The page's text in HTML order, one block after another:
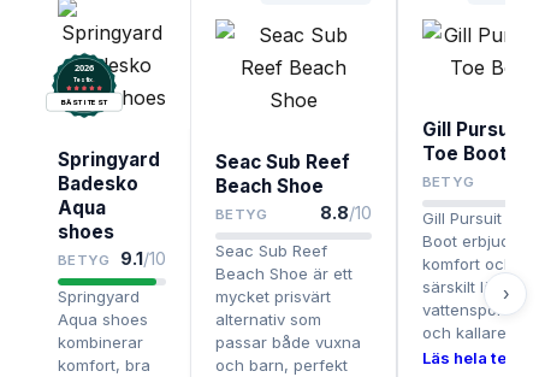
2026
Testix.
BÄST I TEST
Springyard
Badesko
Aqua
shoes
BETYG 9.1/10
Springyard
Aqua shoes
kombinerar
komfort, bra
Seac Sub Reef
Beach Shoe
BETYG 8.8/10
Seac Sub Reef
Beach Shoe är ett
mycket prisvärt
alternativ som
passar både vuxna
och barn, perfekt
Gill Pursuit
Toe Boot 39
BETYG
Gill Pursuit
Boot erbjuder
komfort och
särskilt
och kallare
Läs hela testet
›